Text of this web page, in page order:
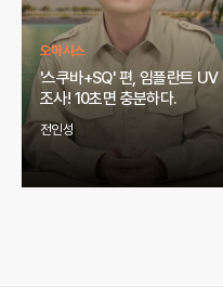
오아시스
'스쿠바+SQ' 편, 임플란트 UV
조사! 10초면 충분하다.
전인성